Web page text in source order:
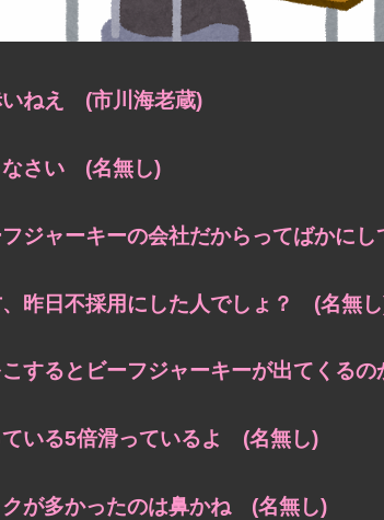
いねえ (市川海老蔵)
なさい (名無し)
フジャーキーの会社だからってばかに
昨日不採用にした人でしょ？ (名無
するとビーフジャーキーが出てくる
いる5倍滑っているよ (名無し)
クが多かったのは鼻かね (名無し)